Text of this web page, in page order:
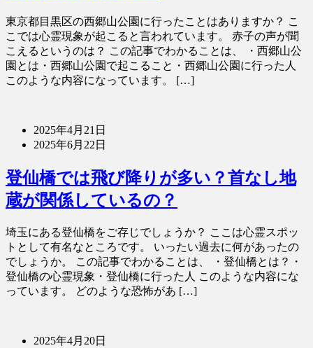
東京都目黒区の西郷山公園に行ったことはありますか？ こ
こでは心霊現象が起こると言われています。 赤子の声が聞
こえるというのは？ この記事でわかることは、 ・西郷山公
園とは・西郷山公園で起こること・西郷山公園に行った人
このような内容になっています。 […]
2025年4月21日
2025年6月22日
登仙橋では飛び降りが多い？首なし地
蔵が関係しているの？
埼玉にある登仙橋をご存じでしょうか？ ここは心霊スポッ
トとして有名なところです。 いったい過去に何があったの
でしょうか。 この記事でわかることは、 ・登仙橋とは？・
登仙橋の心霊現象・登仙橋に行った人 このような内容にな
っています。 どのような恐怖があ […]
2025年4月20日